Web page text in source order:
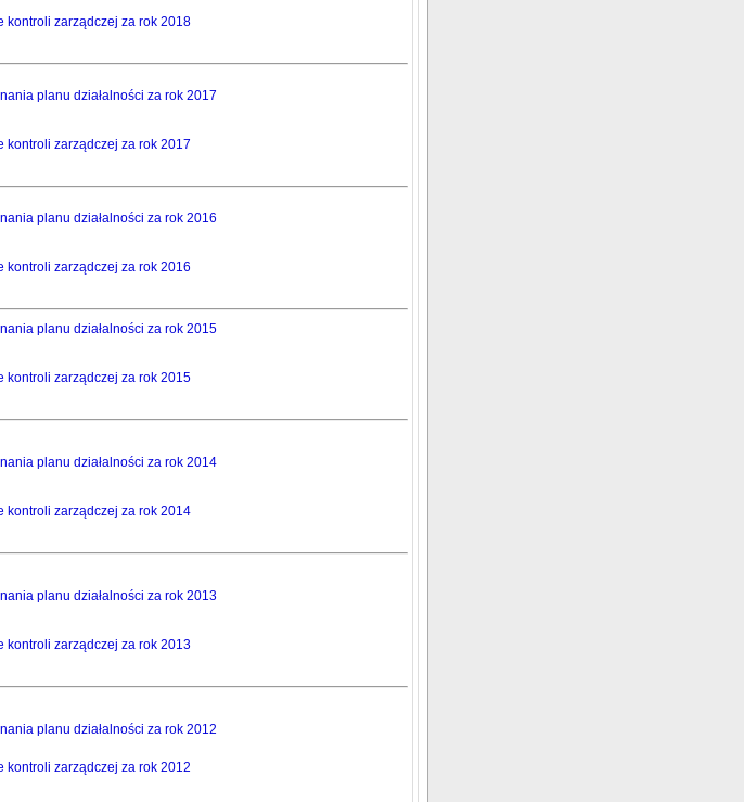
kontroli zarządczej za rok 2018
planu działalności za rok 2017
kontroli zarządczej za rok 2017
planu działalności za rok 2016
kontroli zarządczej za rok 2016
planu działalności za rok 2015
kontroli zarządczej za rok 2015
planu działalności za rok 2014
kontroli zarządczej za rok 2014
planu działalności za rok 2013
kontroli zarządczej za rok 2013
planu działalności za rok 2012
kontroli zarządczej za rok 2012